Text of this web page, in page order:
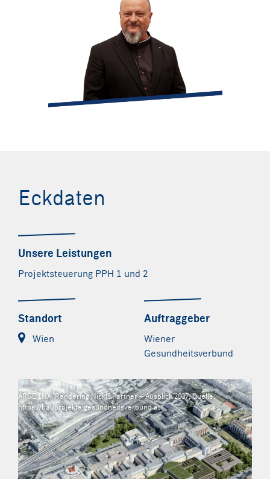
christian.steininger@integral-zt.at
Eckdaten
Unsere Leistungen
Projektsteuerung PPH 1 und 2
Standort
Wien
Auftraggeber
Wiener
Gesundheitsverbund
ARGE INA, Rendering Nickl&Partner – Ausblick 2037; Quelle:
https://bauprojekte.gesundheitsverbund.at